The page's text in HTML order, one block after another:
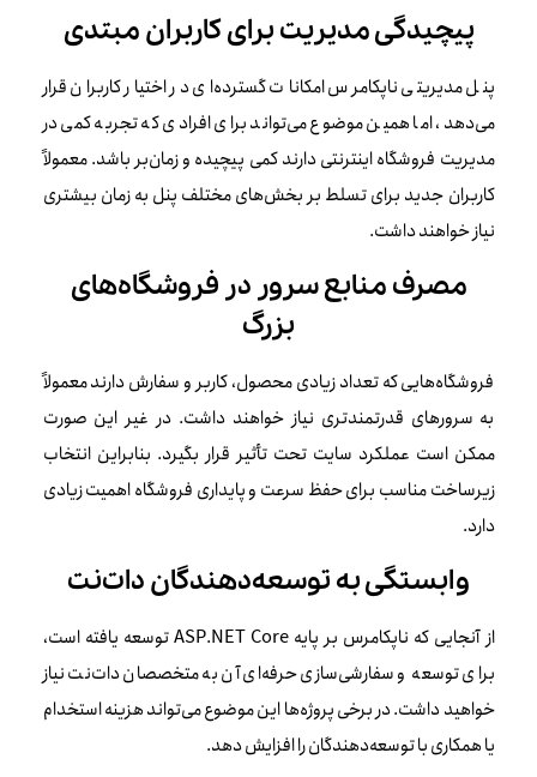
پیچیدگی مدیریت برای کاربران مبتدی
پنل مدیریتی ناپکامرس امکانات گسترده‌ای در اختیار کاربران قرار
می‌دهد، اما همین موضوع می‌تواند برای افرادی که تجربه کمی در
مدیریت فروشگاه اینترنتی دارند کمی پیچیده و زمان‌بر باشد. معمولاً
کاربران جدید برای تسلط بر بخش‌های مختلف پنل به زمان بیشتری
نیاز خواهند داشت.
مصرف منابع سرور در فروشگاه‌های
بزرگ
فروشگاه‌هایی که تعداد زیادی محصول، کاربر و سفارش دارند معمولاً
به سرورهای قدرتمندتری نیاز خواهند داشت. در غیر این صورت
ممکن است عملکرد سایت تحت تأثیر قرار بگیرد. بنابراین انتخاب
زیرساخت مناسب برای حفظ سرعت و پایداری فروشگاه اهمیت زیادی
دارد.
وابستگی به توسعه‌دهندگان دات‌نت
از آنجایی که ناپکامرس بر پایه ASP.NET Core توسعه یافته است،
برای توسعه و سفارشی‌سازی حرفه‌ای آن به متخصصان دات‌نت نیاز
خواهید داشت. در برخی پروژه‌ها این موضوع می‌تواند هزینه استخدام
یا همکاری با توسعه‌دهندگان را افزایش دهد.